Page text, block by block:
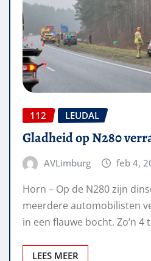
112 LEUDAL
Gladheid op N280
AVLimburg feb 4,
Horn – Op de N280 zijn
meerdere automobilisten
in een flauwe bocht. Zo’n 4
LEES MEER